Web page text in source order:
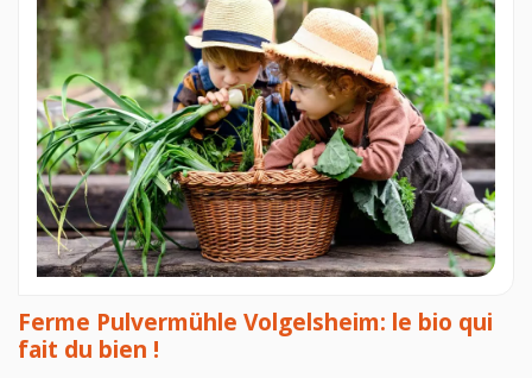
Ferme Pulvermühle Volgelsheim: le bio qui
fait du bien !